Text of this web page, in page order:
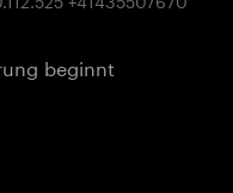
beginnt